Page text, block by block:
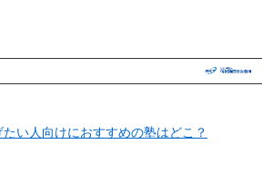
い人向けにおすすめの塾はどこ？